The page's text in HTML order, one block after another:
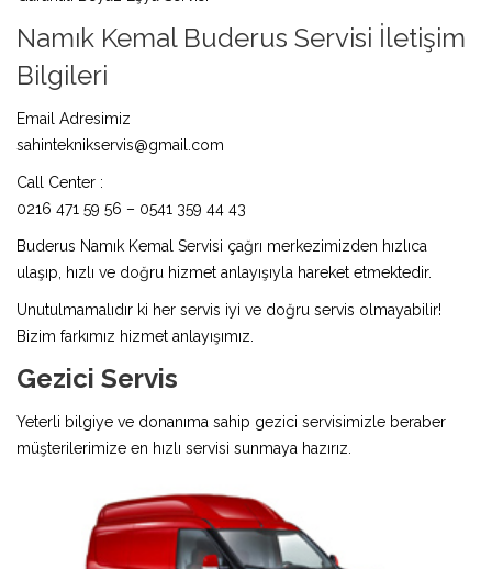
Namık Kemal Buderus Servisi İletişim
Bilgileri
Email Adresimiz
sahinteknikservis@gmail.com
Call Center :
0216 471 59 56 – 0541 359 44 43
Buderus Namık Kemal Servisi çağrı merkezimizden hızlıca
ulaşıp, hızlı ve doğru hizmet anlayışıyla hareket etmektedir.
Unutulmamalıdır ki her servis iyi ve doğru servis olmayabilir!
Bizim farkımız hizmet anlayışımız.
Gezici Servis
Yeterli bilgiye ve donanıma sahip gezici servisimizle beraber
müşterilerimize en hızlı servisi sunmaya hazırız.